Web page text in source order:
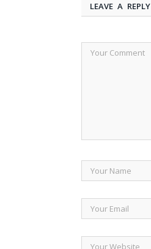
LEAVE A REPLY